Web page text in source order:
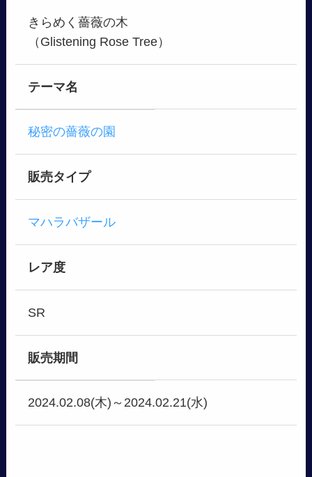
きらめく薔薇の木
（Glistening Rose Tree）
テーマ名
秘密の薔薇の園
販売タイプ
マハラバザール
レア度
SR
販売期間
2024.02.08(木)～2024.02.21(水)